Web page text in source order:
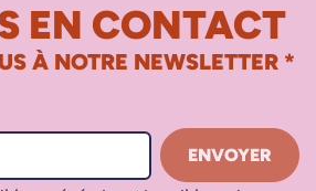
EN CONTACT
À NOTRE NEWSLETTER *